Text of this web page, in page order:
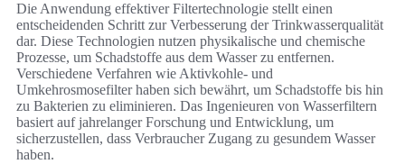
Die Anwendung effektiver Filtertechnologie stellt einen
entscheidenden Schritt zur Verbesserung der Trinkwasserqualität
dar. Diese Technologien nutzen physikalische und chemische
Prozesse, um Schadstoffe aus dem Wasser zu entfernen.
Verschiedene Verfahren wie Aktivkohle- und
Umkehrosmosefilter haben sich bewährt, um Schadstoffe bis hin
zu Bakterien zu eliminieren. Das Ingenieuren von Wasserfiltern
basiert auf jahrelanger Forschung und Entwicklung, um
sicherzustellen, dass Verbraucher Zugang zu gesundem Wasser
haben.